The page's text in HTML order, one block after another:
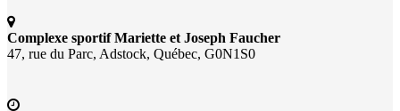
Complexe sportif Mariette et Joseph Faucher
47, rue du Parc, Adstock, Québec, G0N1S0